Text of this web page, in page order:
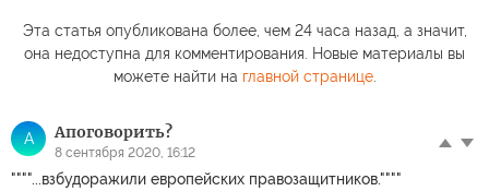
Эта статья опубликована более, чем 24 часа назад, а значит,
она недоступна для комментирования. Новые материалы вы
можете найти на главной странице.
А Апоговорить?
8 сентября 2020, 16:12
""""...взбудоражили европейских правозащитников.""""